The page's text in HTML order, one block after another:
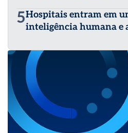
5Hospitais entram em
inteligência humana